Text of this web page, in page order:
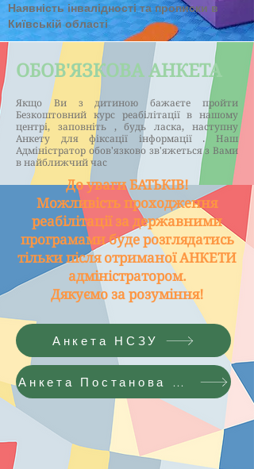
Наявність інвалідності та прописки в
Київській області
ОБОВ'ЯЗКОВА АНКЕТА
Якщо Ви з дитиною бажаєте пройти
Безкоштовний курс реабілітації в нашому
центрі, заповніть , будь ласка, наступну
Анкету для фіксації інформації . Наш
Адміністратор обов'язково зв'яжеться з Вами
в найближчий час
До уваги БАТЬКІВ!
Можливість проходження
реабілітації за державними
програмами буде розглядатись
тільки після отриманої АНКЕТИ
адміністратором.
Дякуємо за розуміння!
Анкета НСЗУ
Анкета Постанова 309